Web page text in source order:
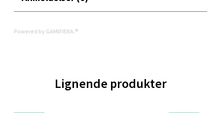
Powered by GAMIFIERA.®
Lignende produkter
Oppdal - Aunasenteret
Aunasenteret, Sunndalsvegen 3, 7340 Oppdal